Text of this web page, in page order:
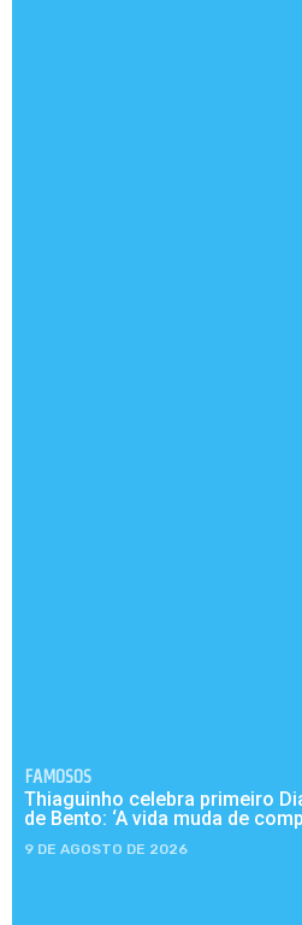
FAMOSOS
Thiaguinho celebra primeiro
de Bento: ‘A vida muda de
9 DE AGOSTO DE 2026